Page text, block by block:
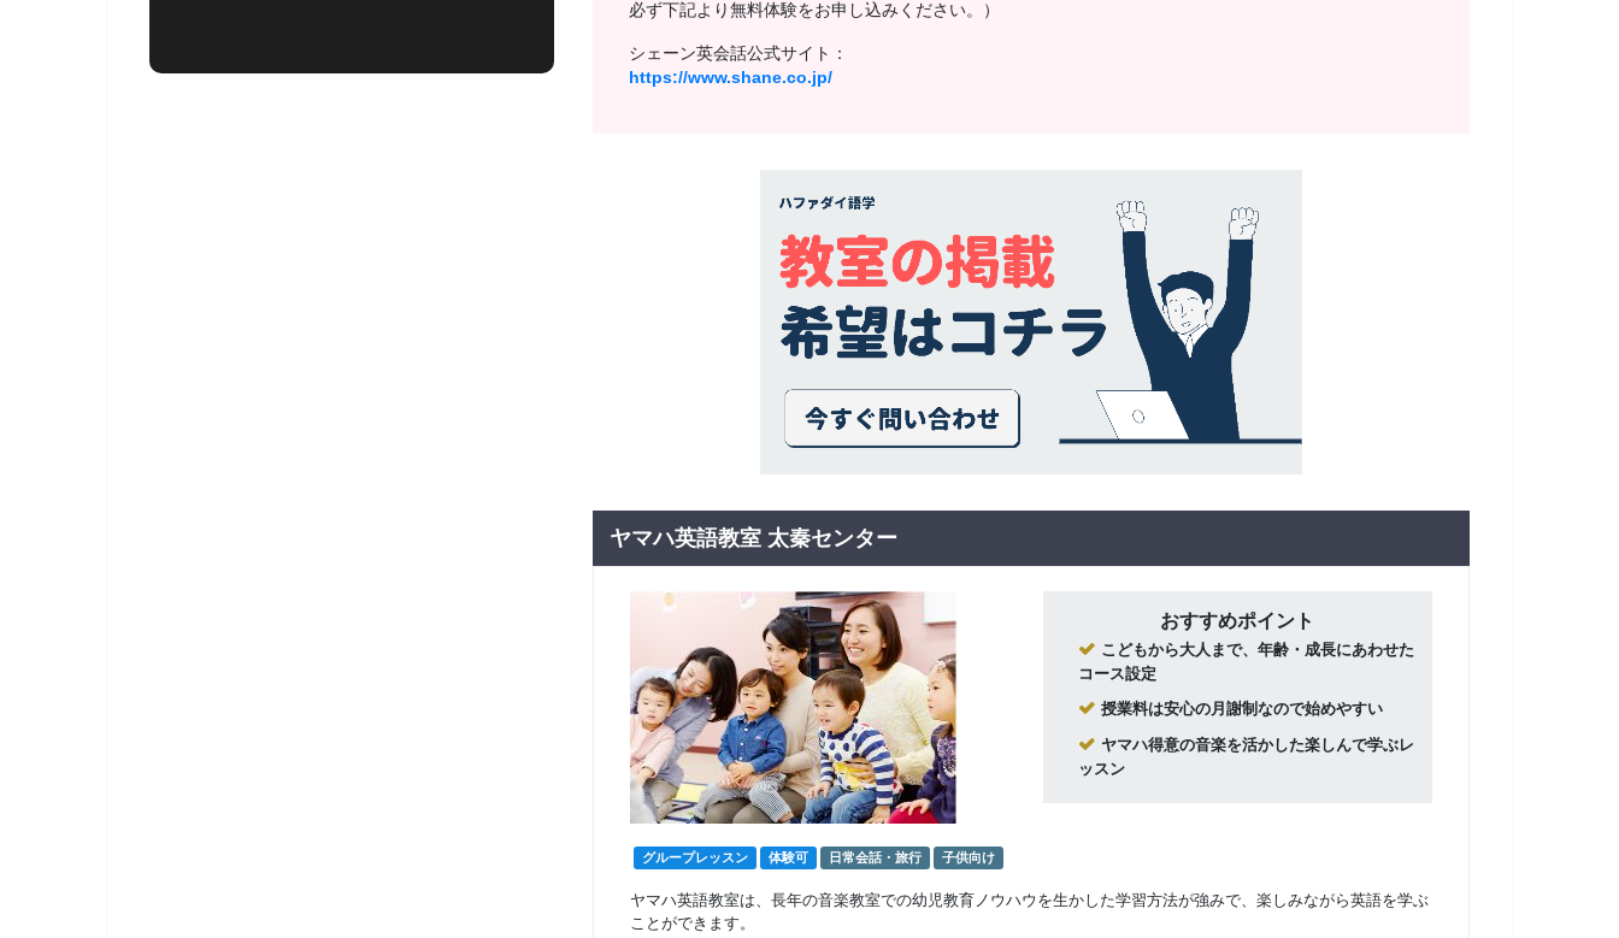
必ず下記より無料体験をお申し込みください。）
シェーン英会話公式サイト：
https://www.shane.co.jp/
ヤマハ英語教室 太秦センター
おすすめポイント
こどもから大人まで、年齢・成長にあわせた
コース設定
授業料は安心の月謝制なので始めやすい
ヤマハ得意の音楽を活かした楽しんで学ぶレ
ッスン
グループレッスン 体験可 日常会話・旅行 子供向け
ヤマハ英語教室は、長年の音楽教室での幼児教育ノウハウを生かした学習方法が強みで、楽しみながら英語を学ぶ
ことができます。